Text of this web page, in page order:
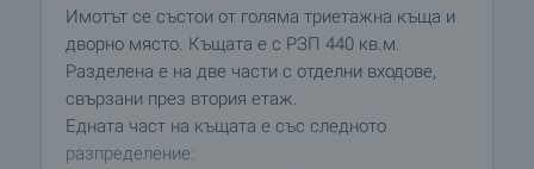
Имотът се състои от голяма триетажна къща и
дворно място. Къщата е с РЗП 440 кв.м.
Разделена е на две части с отделни входове,
свързани през втория етаж.
Едната част на къщата е със следното
разпределение: